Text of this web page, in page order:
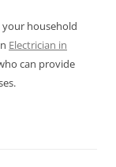
your household
Electrician in
can provide